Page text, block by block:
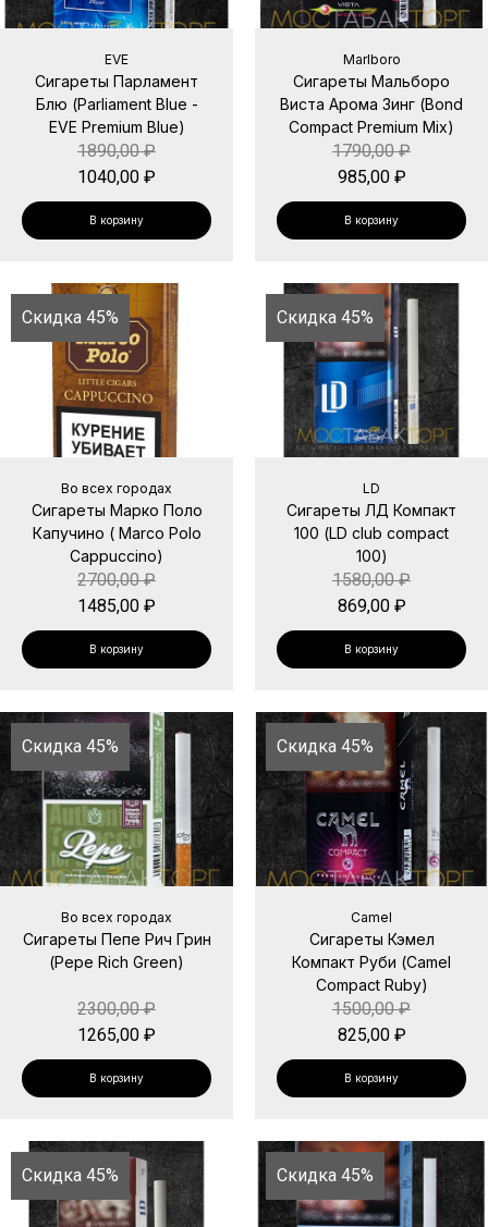
EVE
Сигареты Парламент
Блю (Parliament Blue -
EVE Premium Blue)
1890,00₽
1040,00 ₽
В корзину
Marlboro
Сигареты Мальборо
Виста Арома Зинг (Bond
Compact Premium Mix)
1790,00₽
985,00 ₽
В корзину
Скидка 45%
Во всех городах
Сигареты Марко Поло
Капучино ( Marco Polo
Cappuccino)
2700,00₽
1485,00 ₽
В корзину
Скидка 45%
LD
Сигареты ЛД Компакт
100 (LD club compact
100)
1580,00₽
869,00 ₽
В корзину
Скидка 45%
Во всех городах
Сигареты Пепе Рич Грин
(Pepe Rich Green)
2300,00₽
1265,00 ₽
В корзину
Скидка 45%
Camel
Сигареты Кэмел
Компакт Руби (Camel
Compact Ruby)
1500,00₽
825,00 ₽
В корзину
Скидка 45% Скидка 45%